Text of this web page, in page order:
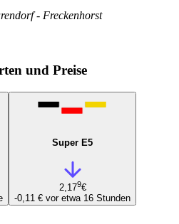
- Freckenhorst
und Preise
Super E5
2,179€
-0,11 € vor etwa 16 Stunden